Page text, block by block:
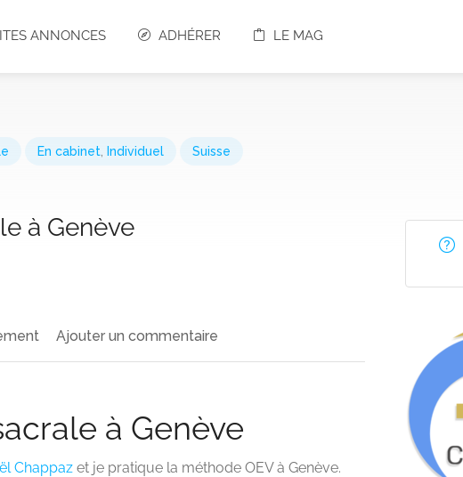
ANNONCES ADHÉRER LE MAG
En cabinet Individuel Suisse
à Genève
Ajouter un commentaire
à Genève
Chappaz et je pratique la méthode OEV à Genève.